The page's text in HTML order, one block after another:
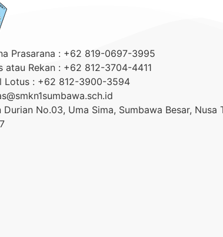
Prasarana : +62 819-0697-3995
atau Rekan : +62 812-3704-4411
Lotus : +62 812-3900-3594
Durian No.03, Uma Sima, Sumbawa Besar, Nusa